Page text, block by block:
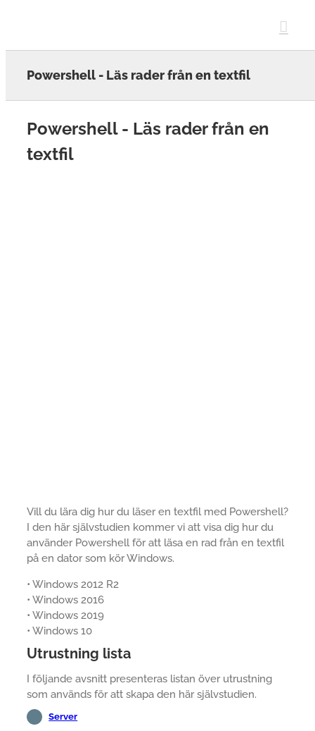
Powershell - Läs rader från en textfil
Powershell - Läs rader från en
textfil
Vill du lära dig hur du läser en textfil med Powershell?
I den här självstudien kommer vi att visa dig hur du
använder Powershell för att läsa en rad från en textfil
på en dator som kör Windows.
• Windows 2012 R2
• Windows 2016
• Windows 2019
• Windows 10
Utrustning lista
I följande avsnitt presenteras listan över utrustning
som används för att skapa den här självstudien.
Server